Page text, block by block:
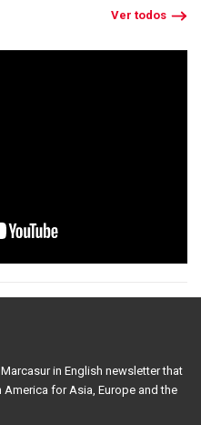
Ver todos
in English newsletter that
for Asia, Europe and the